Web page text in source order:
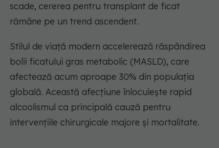
scade, cererea pentru transplant de ficat
rămâne pe un trend ascendent.
Stilul de viață modern accelerează răspândirea
bolii ficatului gras metabolic (MASLD), care
afectează acum aproape 30% din populația
globală. Această afecțiune înlocuiește rapid
alcoolismul ca principală cauză pentru
intervențiile chirurgicale majore și mortalitate.